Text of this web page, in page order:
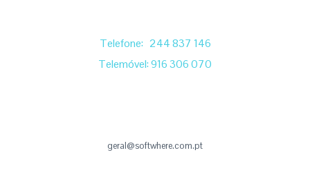
Telefone: 244 837 146
Telemóvel: 916 306 070
geral@softwhere.com.pt